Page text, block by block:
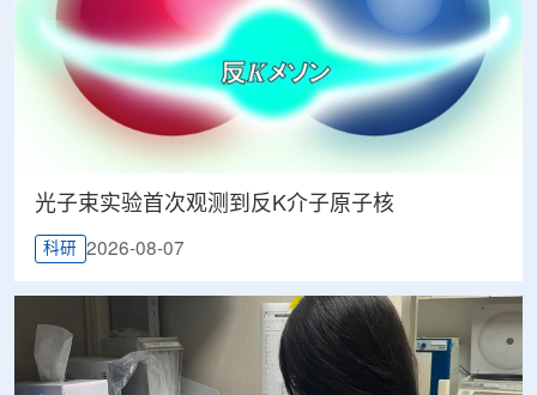
光子束实验首次观测到反K介子原子核
科研 2026-08-07